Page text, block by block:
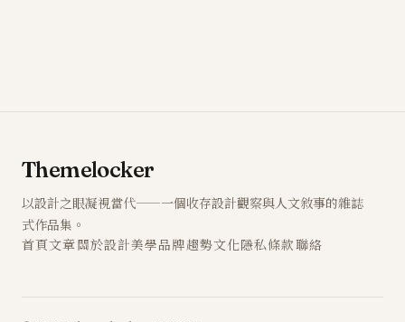
Themelocker
以設計之眼凝視當代——一個收存設計觀察與人文敘事的雜誌
式作品集。
首頁文章關於設計美學品牌趨勢文化隱私條款聯絡